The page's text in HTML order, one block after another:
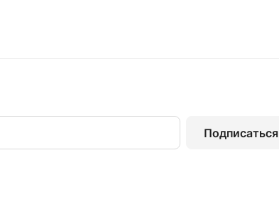
Подписаться